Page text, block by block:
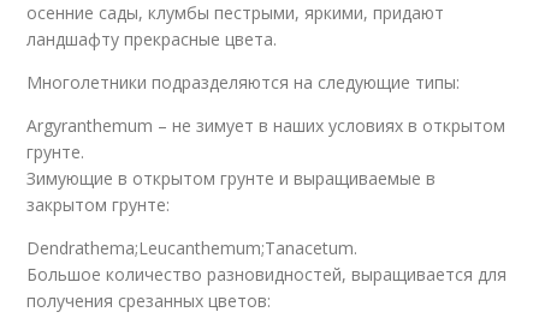
осенние сады, клумбы пестрыми, яркими, придают
ландшафту прекрасные цвета.
Многолетники подразделяются на следующие типы:
Argyranthemum – не зимует в наших условиях в открытом
грунте.
Зимующие в открытом грунте и выращиваемые в
закрытом грунте:
Dendrathema;Leucanthemum;Tanacetum.
Большое количество разновидностей, выращивается для
получения срезанных цветов: